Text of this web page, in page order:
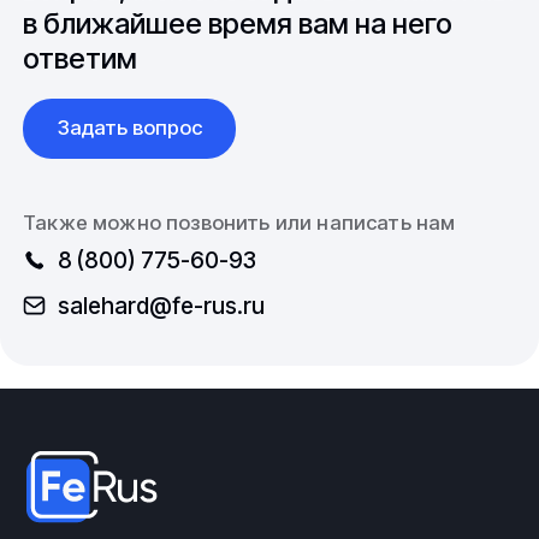
освобождают от нагрузки, в результате чего
сжимается вся конструкция. Учет арматуры
производятся в тоннах, а монтажные и проектные
расчеты выполняются в погонных метрах.
в ближайшее время вам на него
ответим
Задать вопрос
Также можно позвонить или написать нам
8 (800) 775-60-93
salehard@fe-rus.ru